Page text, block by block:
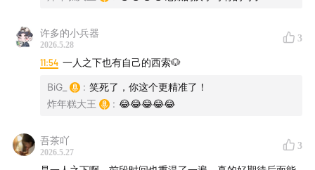
主播： BiG
声音设计：高筒靴不是高同学
听友群 +V：BiG202107
许多的小兵器
2026.5.28
3
11:54 一人之下也有自己的西索🐶
BiG_ : 笑死了，你这个更精准了！
炸年糕大王
: 😂😂😂😂😂
吾茶吖
2026.5.27
3